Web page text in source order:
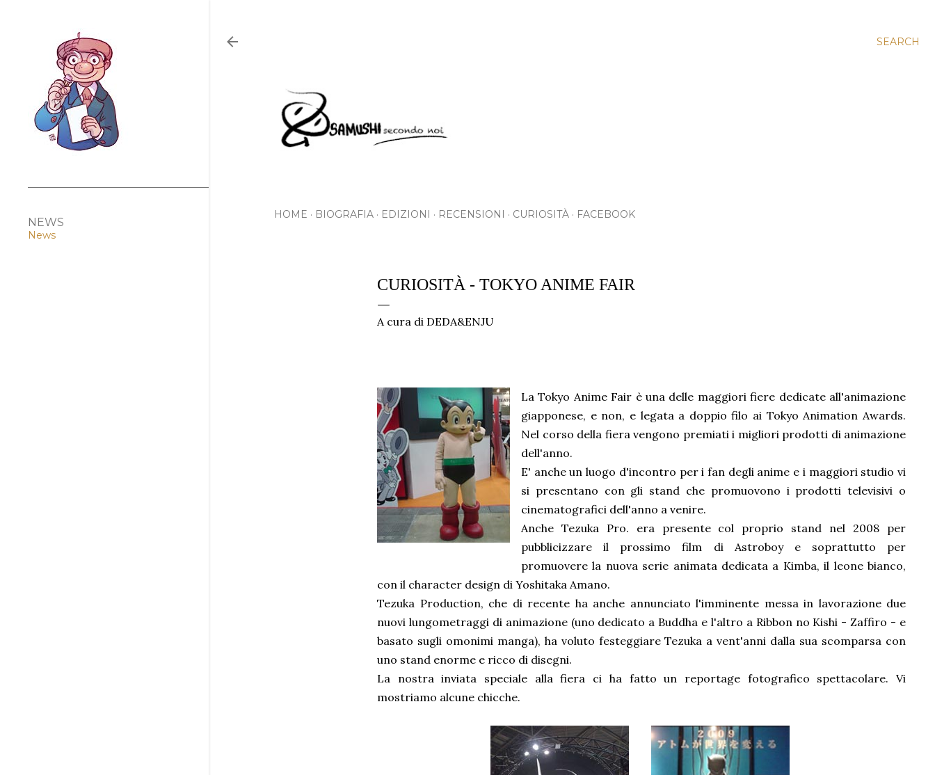
SEARCH
HOME BIOGRAFIA EDIZIONI RECENSIONI CURIOSITÀ FACEBOOK
CURIOSITÀ - TOKYO ANIME FAIR
A cura di DEDA&ENJU
La Tokyo Anime Fair è una delle maggiori fiere dedicate all'animazione
giapponese, e non, e legata a doppio filo ai Tokyo Animation Awards.
Nel corso della fiera vengono premiati i migliori prodotti di animazione
dell'anno.
E' anche un luogo d'incontro per i fan degli anime e i maggiori studio vi
si presentano con gli stand che promuovono i prodotti televisivi o
cinematografici dell'anno a venire.
Anche Tezuka Pro. era presente col proprio stand nel 2008 per
pubblicizzare il prossimo film di Astroboy e soprattutto per
promuovere la nuova serie animata dedicata a Kimba, il leone bianco,
con il character design di Yoshitaka Amano.
Tezuka Production, che di recente ha anche annunciato l'imminente messa in lavorazione due
nuovi lungometraggi di animazione (uno dedicato a Buddha e l'altro a Ribbon no Kishi - Zaffiro - e
basato sugli omonimi manga), ha voluto festeggiare Tezuka a vent'anni dalla sua scomparsa con
uno stand enorme e ricco di disegni.
La nostra inviata speciale alla fiera ci ha fatto un reportage fotografico spettacolare. Vi
mostriamo alcune chicche.
NEWS
News